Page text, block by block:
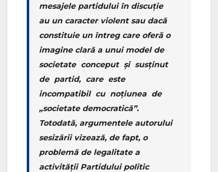
mesajele partidului în discuție
au un caracter violent sau dacă
constituie un întreg care oferă o
imagine clară a unui model de
societate conceput și susținut
de partid, care este
incompatibil cu noțiunea de
„societate democratică”.
Totodată, argumentele autorului
sesizării vizează, de fapt, o
problemă de legalitate a
activității Partidului politic